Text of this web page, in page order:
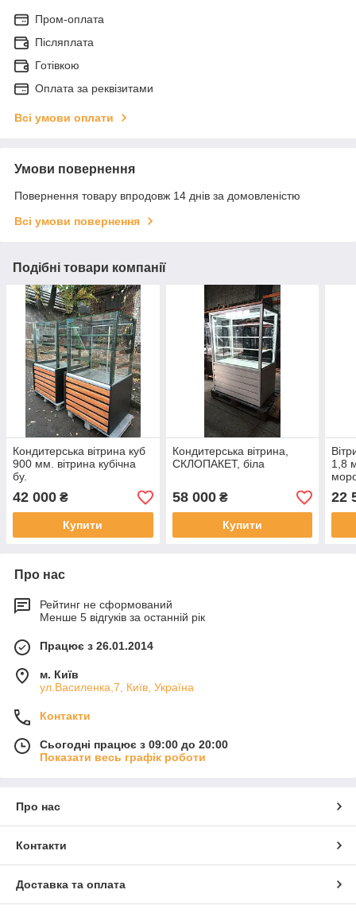
Пром-оплата
Післяплата
Готівкою
Оплата за реквізитами
Всі умови оплати
Умови повернення
Повернення товару впродовж 14 днів за домовленістю
Всі умови повернення
Подібні товари компанії
Кондитерська вітрина куб
900 мм. вітрина кубічна
бу.
42 000 ₴
Купити
Кондитерська вітрина,
СКЛОПАКЕТ, біла
58 000₴
Купити
1,8
22
Про нас
Рейтинг не сформований
Менше 5 відгуків за останній рік
Працює з 26.01.2014
м. Київ
ул.Василенка,7, Київ, Україна
Контакти
Сьогодні працює з 09:00 до 20:00
Показати весь графік роботи
Про нас
Контакти
Доставка та оплата